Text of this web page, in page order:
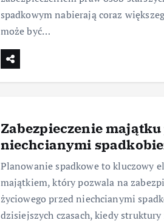
spadkowym nabierają coraz
może być…
Zabezpieczenie
niechcianymi
Planowanie spadkowe to kluczowy
majątkiem, który pozwala na
życiowego przed niechcianymi
dzisiejszych czasach, kiedy